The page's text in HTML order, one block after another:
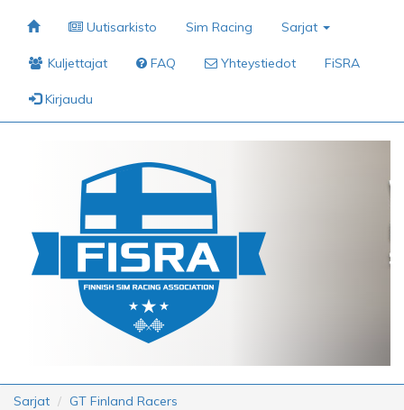
Uutisarkisto Sim Racing Sarjat
Kuljettajat FAQ Yhteystiedot FiSRA
Kirjaudu
Sarjat
GT Finland Racers